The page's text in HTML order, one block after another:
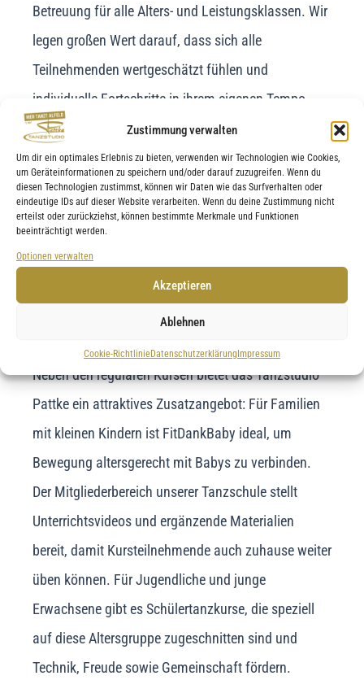
Zustimmung verwalten
Um dir ein optimales Erlebnis zu bieten, verwenden wir Technologien wie Cookies,
um Geräteinformationen zu speichern und/oder darauf zuzugreifen. Wenn du
diesen Technologien zustimmst, können wir Daten wie das Surfverhalten oder
eindeutige IDs auf dieser Website verarbeiten. Wenn du deine Zustimmung nicht
erteilst oder zurückziehst, können bestimmte Merkmale und Funktionen
beeinträchtigt werden.
Optionen verwalten
Akzeptieren
Ablehnen
Cookie-RichtlinieDatenschutzerklärung Impressum
Betreuung für alle Alters- und Leistungsklassen. Wir
legen großen Wert darauf, dass sich alle
Teilnehmenden wertgeschätzt fühlen und
individuelle Fortschritte in ihrem eigenen Tempo
erzielen. Durch unsere strukturierte Terminplanung
ermöglichen wir auch Berufstätigen und Eltern eine
gute Vereinbarkeit von Tanzkursen mit ihrem Alltag.
Zusatzleistungen für
Teilnehmende aus
Nordstemmen
Neben den regulären Kursen bietet das Tanzstudio
Pattke ein attraktives Zusatzangebot: Für Familien
mit kleinen Kindern ist FitDankBaby ideal, um
Bewegung altersgerecht mit Babys zu verbinden.
Der Mitgliederbereich unserer Tanzschule stellt
Unterrichtsvideos und ergänzende Materialien
bereit, damit Kursteilnehmende auch zuhause weiter
üben können. Für Jugendliche und junge
Erwachsene gibt es Schülertanzkurse, die speziell
auf diese Altersgruppe zugeschnitten sind und
Technik, Freude sowie Gemeinschaft fördern.